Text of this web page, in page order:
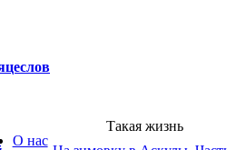
Такая жизнь
О нас